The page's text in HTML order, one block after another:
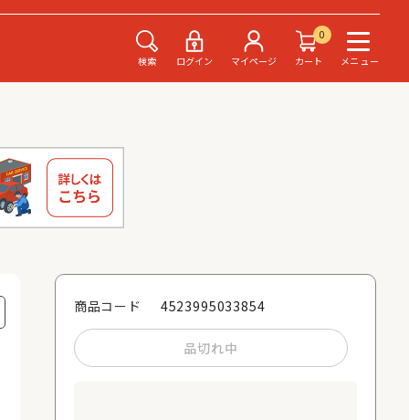
検索 ログイン マイページ
0
カート
メニュー
商品コード 4523995033854
品切れ中